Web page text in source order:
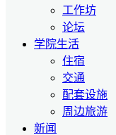
工作坊
论坛
学院生活
住宿
交通
配套设施
周边旅游
新闻